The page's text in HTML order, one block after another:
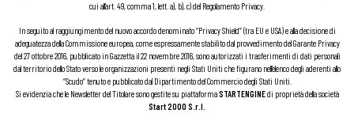
cui all’art. 49, comma 1, lett. a), b), c) del Regolamento Privacy.
In seguito al raggiungimento del nuovo accordo denominato “Privacy Shield” (tra EU e USA) e alla decisione di
adeguatezza della Commissione europea, come espressamente stabilito dal provvedimento del Garante Privacy
del 27 ottobre 2016, pubblicato in Gazzetta il 22 novembre 2016, sono autorizzati i trasferimenti di dati personali
dal territorio dello Stato verso le organizzazioni presenti negli Stati Uniti che figurano nell’elenco degli aderenti allo
“Scudo” tenuto e pubblicato dal Dipartimento del Commercio degli Stati Uniti.
Si evidenzia che le Newsletter del Titolare sono gestite su piattaformaSTARTENGINEdi proprietà della società
Start 2000 S.r.l.